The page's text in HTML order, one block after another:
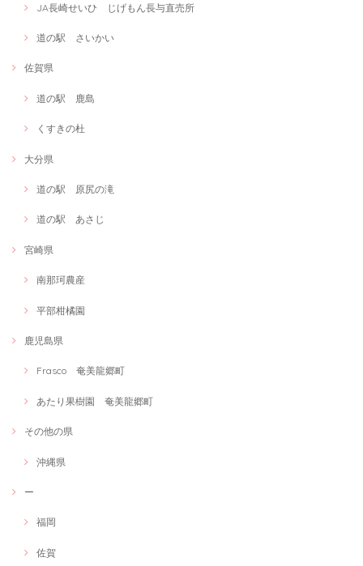
JA長崎せいひ じげもん長与直売所
道の駅 さいかい
佐賀県
道の駅 鹿島
くすきの杜
大分県
道の駅 原尻の滝
道の駅 あさじ
宮崎県
南那珂農産
平部柑橘園
鹿児島県
Frasco 奄美龍郷町
あたり果樹園 奄美龍郷町
その他の県
沖縄県
ー
福岡
佐賀